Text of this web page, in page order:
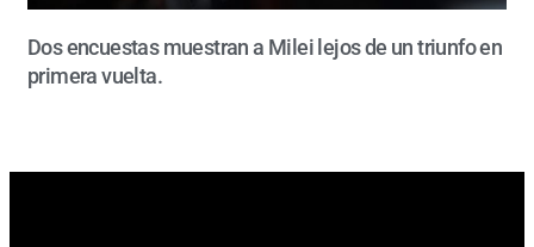
Dos encuestas muestran a Milei lejos de un triunfo en
primera vuelta.